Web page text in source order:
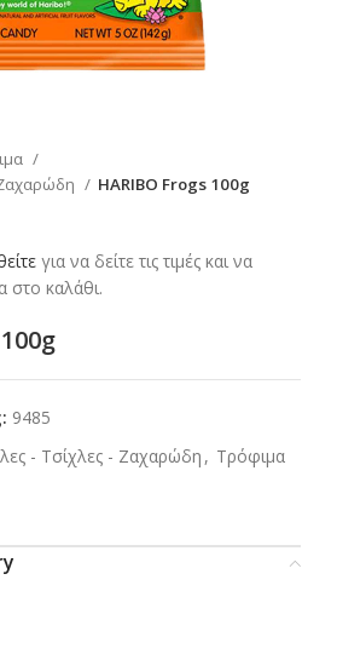
HARIBO Frogs 100g
για να δείτε τις τιμές και να
στο καλάθι.
9485
- Τσίχλες - Ζαχαρώδη , Τρόφιμα